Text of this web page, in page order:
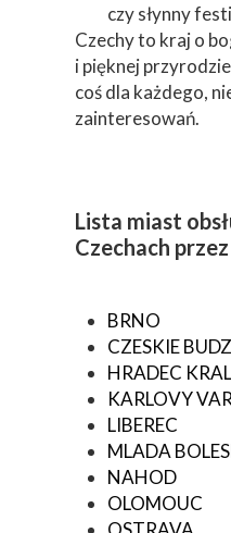
czy słynny
Czechy to kraj o
i pięknej
coś dla każdego,
zainteresowań.
Lista miast
Czechach
BRNO
CZESKIE
HRADEC
KARLOVY
LIBEREC
MLADA
NAHOD
OLOMOUC